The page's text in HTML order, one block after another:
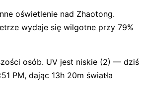
oświetlenie nad Zhaotong.
wydaje się wilgotne przy 79%
osób. UV jest niskie (2) — dziś
PM, dając 13h 20m światła